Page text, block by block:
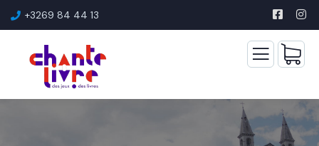
+3269 84 44 13